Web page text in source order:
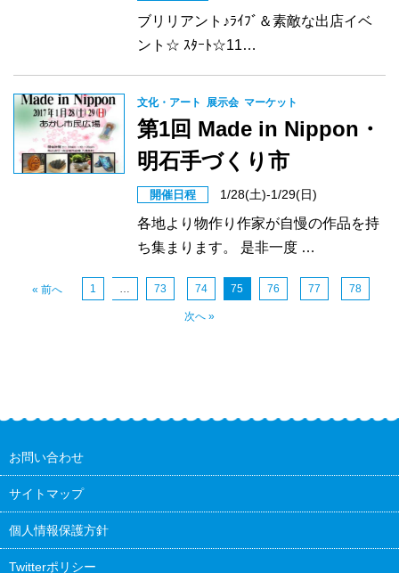
ブリリアント♪ﾗｲﾌﾞ＆素敵な出店イベ
ント☆ ｽﾀｰﾄ☆11…
文化・アート 展示会 マーケット
第1回 Made in Nippon・
明石手づくり市
開催日程 1/28(土)-1/29(日)
各地より物作り作家が自慢の作品を持
ち集まります。 是非一度 …
« 前へ 1 73 74 75 76 77 78
次へ »
お問い合わせ
サイトマップ
個人情報保護方針
Twitterポリシー